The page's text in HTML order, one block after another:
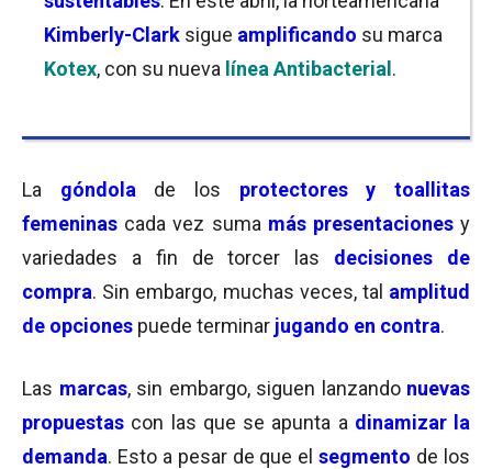
Kimberly-Clark sigue amplificando su marca
Kotex, con su nueva línea Antibacterial .
La góndola de los protectores y toallitas
femeninas cada vez suma más presentacionesy
variedades a fin de torcer las decisiones de
compra. Sin embargo, muchas veces, tal amplitud
de opciones puede terminar jugando en contra.
Las marcas, sin embargo, siguen lanzandonuevas
propuestas con las que se apunta a dinamizar la
demanda. Esto a pesar de que elsegmento de los